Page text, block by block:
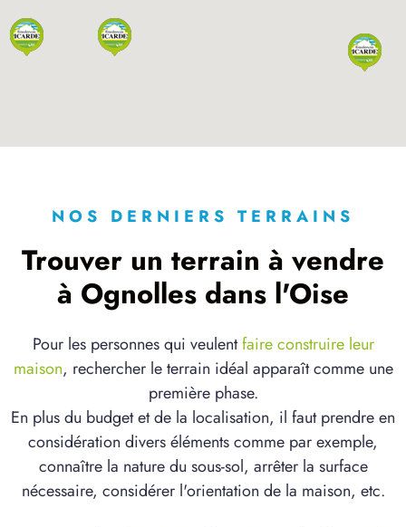
NOS DERNIERS TERRAINS
Trouver un terrain à vendre
à Ognolles dans l'Oise
Pour les personnes qui veulentfaire construire leur
maison, rechercher le terrain idéal apparaît comme une
première phase.
En plus du budget et de la localisation, il faut prendre en
considération divers éléments comme par exemple,
connaître la nature du sous-sol, arrêter la surface
nécessaire, considérer l'orientation de la maison, etc.